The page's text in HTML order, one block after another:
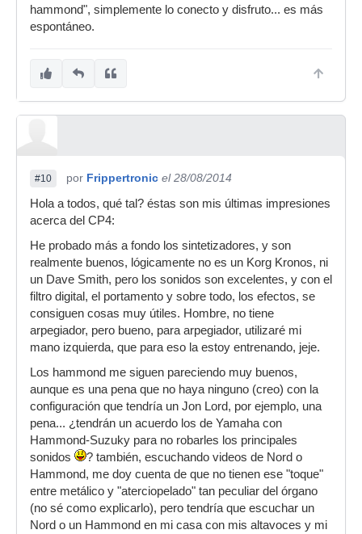
hammond", simplemente lo conecto y disfruto... es más
espontáneo.
#10 por Frippertronic el 28/08/2014
Hola a todos, qué tal? éstas son mis últimas impresiones
acerca del CP4:
He probado más a fondo los sintetizadores, y son
realmente buenos, lógicamente no es un Korg Kronos, ni
un Dave Smith, pero los sonidos son excelentes, y con el
filtro digital, el portamento y sobre todo, los efectos, se
consiguen cosas muy útiles. Hombre, no tiene
arpegiador, pero bueno, para arpegiador, utilizaré mi
mano izquierda, que para eso la estoy entrenando, jeje.
Los hammond me siguen pareciendo muy buenos,
aunque es una pena que no haya ninguno (creo) con la
configuración que tendría un Jon Lord, por ejemplo, una
pena... ¿tendrán un acuerdo los de Yamaha con
Hammond-Suzuky para no robarles los principales
sonidos
? también, escuchando videos de Nord o
Hammond, me doy cuenta de que no tienen ese "toque"
entre metálico y "aterciopelado" tan peculiar del órgano
(no sé como explicarlo), pero tendría que escuchar un
Nord o un Hammond en mi casa con mis altavoces y mi